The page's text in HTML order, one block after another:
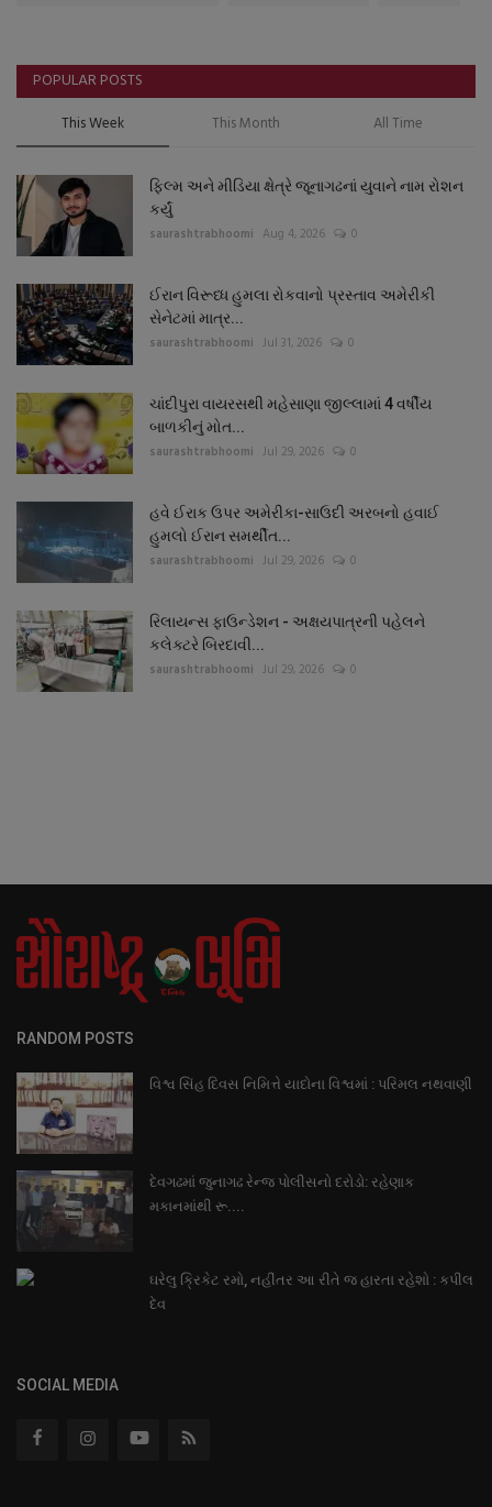
POPULAR POSTS
This Week This Month All Time
ફિલ્મ અને મીડિયા ક્ષેત્રે જૂનાગઢનાં યુવાને નામ રોશન
કર્યું
saurashtrabhoomi Aug 4, 2026 0
ઈરાન વિરૂધ્ધ હુમલા રોકવાનો પ્રસ્તાવ અમેરીકી
સેનેટમાં માત્ર...
saurashtrabhoomi Jul 31, 2026 0
ચાંદીપુરા વાયરસથી મહેસાણા જીલ્લામાં 4 વર્ષીય
બાળકીનું મોત...
saurashtrabhoomi Jul 29, 2026 0
હવે ઈરાક ઉપર અમેરીકા-સાઉદી અરબનો હવાઈ
હુમલો ઈરાન સમર્થીત...
saurashtrabhoomi Jul 29, 2026 0
રિલાયન્સ ફાઉન્ડેશન - અક્ષયપાત્રની પહેલને
કલેક્ટરે બિરદાવી...
saurashtrabhoomi Jul 29, 2026 0
RANDOM POSTS
વિશ્વ સિંહ દિવસ નિમિત્તે યાદોના વિશ્વમાં : પરિમલ નથવાણી
દેવગઢમાં જુનાગઢ રેન્જ પોલીસનો દરોડો: રહેણાક
મકાનમાંથી રૂ....
ઘરેલુ ક્રિકેટ રમો, નહીંતર આ રીતે જ હારતા રહેશો : કપીલ
દેવ
SOCIAL MEDIA